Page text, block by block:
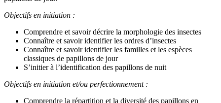
Objectifs en initiation :
Comprendre et savoir décrire la morphologie des insectes
Connaître et savoir identifier les ordres d’insectes
Connaître et savoir identifier les familles et les espèces
classiques de papillons de jour
S’initier à l’identification des papillons de nuit
Objectifs en initiation et/ou perfectionnement :
Comprendre la répartition et la diversité des papillons en